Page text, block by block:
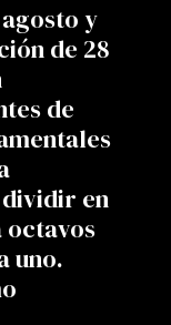
y
de 28
de
dividir en
octavos
uno.